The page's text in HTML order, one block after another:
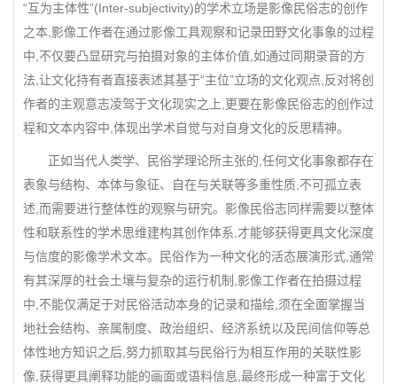
“互为主体性”(Inter-subjectivity)的学术立场是影像民俗志的创作
之本,影像工作者在通过影像工具观察和记录田野文化事象的过程
中,不仅要凸显研究与拍摄对象的主体价值,如通过同期录音的方
法,让文化持有者直接表述其基于“主位”立场的文化观点,反对将创
作者的主观意志凌驾于文化现实之上,更要在影像民俗志的创作过
程和文本内容中,体现出学术自觉与对自身文化的反思精神。
正如当代人类学、民俗学理论所主张的,任何文化事象都存在
表象与结构、本体与象征、自在与关联等多重性质,不可孤立表
述,而需要进行整体性的观察与研究。影像民俗志同样需要以整体
性和联系性的学术思维建构其创作体系,才能够获得更具文化深度
与信度的影像学术文本。民俗作为一种文化的活态展演形式,通常
有其深厚的社会土壤与复杂的运行机制,影像工作者在拍摄过程
中,不能仅满足于对民俗活动本身的记录和描绘,须在全面掌握当
地社会结构、亲属制度、政治组织、经济系统以及民间信仰等总
体性地方知识之后,努力抓取其与民俗行为相互作用的关联性影
像,获得更具阐释功能的画面或语料信息,最终形成一种富于文化